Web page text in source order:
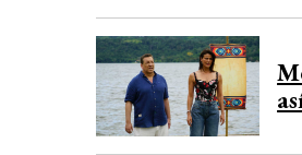
y la falta de